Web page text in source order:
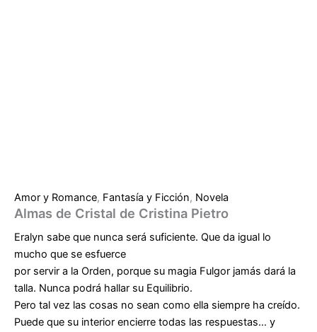
Amor y Romance, Fantasía y Ficción, Novela
Almas de Cristal de Cristina Pietro
Eralyn sabe que nunca será suficiente. Que da igual lo
mucho que se esfuerce
por servir a la Orden, porque su magia Fulgor jamás dará la
talla. Nunca podrá hallar su Equilibrio.
Pero tal vez las cosas no sean como ella siempre ha creído.
Puede que su interior encierre todas las respuestas… y